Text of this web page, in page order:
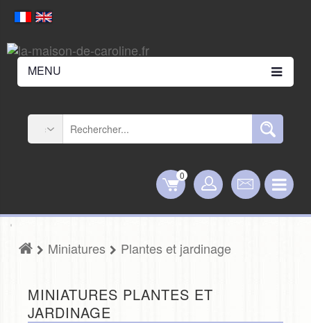
MENU
0
Miniatures Plantes et jardinage
MINIATURES PLANTES ET
JARDINAGE